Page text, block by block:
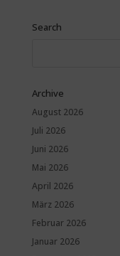
Search
Archive
August 2026
Juli 2026
Juni 2026
Mai 2026
April 2026
März 2026
Februar 2026
Januar 2026